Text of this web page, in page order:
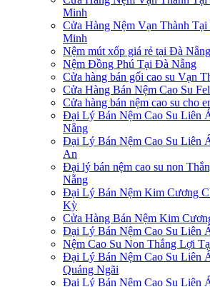
Minh
Cửa Hàng Nệm Vạn Thành
Minh
Nệm mút xốp giá rẻ tại Đà Nẵng
Nệm Đồng Phú Tại Đà Nẵng
Cửa hàng bán gối cao su Vạn
Cửa Hàng Bán Nệm Cao Su
Cửa hàng bán nệm cao su cho
Đại Lý Bán Nệm Cao Su Liên
Nẵng
Đại Lý Bán Nệm Cao Su Liên
An
Đại lý bán nệm cao su non
Nẵng
Đại Lý Bán Nệm Kim Cương
Kỳ
Cửa Hàng Bán Nệm Kim
Đại Lý Bán Nệm Cao Su Liên
Nệm Cao Su Non Thắng Lợi
Đại Lý Bán Nệm Cao Su Liên
Quảng Ngãi
Đại Lý Bán Nệm Cao Su Liên